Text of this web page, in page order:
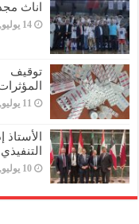
اناث
14 يوليو,2023
توقيف
11 يوليو,2023
10 يوليو,2023